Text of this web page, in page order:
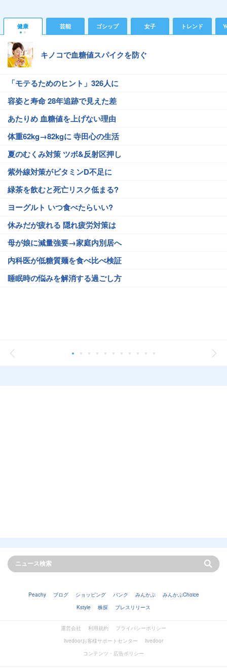
健康 芸能 ゴシップ 女子 トレンド
キノコで血糖値スパイクを防ぐ
「モテるためのヒント」326人に
容姿と寿命 28年追跡で見えた差
あたりめ 血糖値を上げない理由
体重62kg→82kgに 寺田心の生活
夏のむくみ対策 ツボ&反射区押し
紫外線対策がビタミンD不足に
緑茶を飲むと死亡リスク低まる?
ヨーグルト いつ食べたらいい?
休みだが疲れる 隠れ疲労対策は
母が娘に減量強要→家庭内別居へ
内科医が低糖質麺を食べ比べ検証
睡眠時の悩みを解消する過ごし方
Peachy ブログ ショッピング バンク みんかぶ
みんかぶChoice
Kstyle
株探 プレスリリース
運営会社 利用規約
プライバシーポリシー
livedoorお客様サポートセンター
livedoor
コンテンツ・広告ポリシー